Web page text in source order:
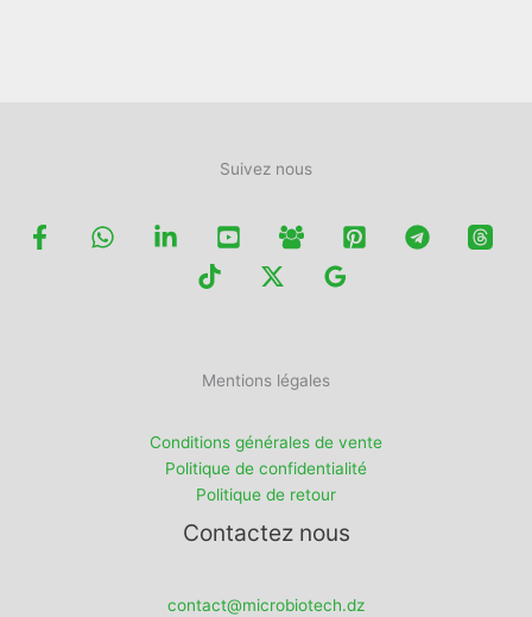
Suivez nous
Mentions légales
Conditions générales de vente
Politique de confidentialité
Politique de retour
Contactez nous
contact@microbiotech.dz